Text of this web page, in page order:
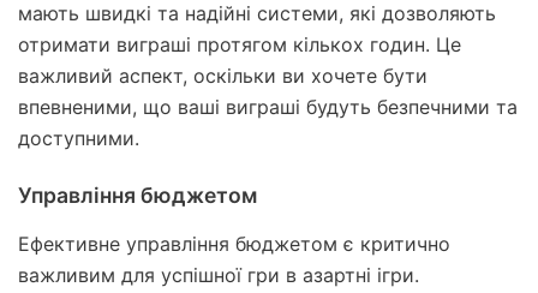
мають швидкі та надійні системи, які дозволяють
отримати виграші протягом кількох годин. Це
важливий аспект, оскільки ви хочете бути
впевненими, що ваші виграші будуть безпечними та
доступними.
Управління бюджетом
Ефективне управління бюджетом є критично
важливим для успішної гри в азартні ігри.